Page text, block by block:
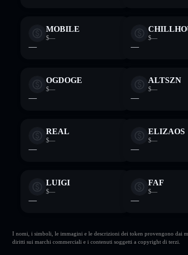
MOBILE
$—
—
$—
—
OGDOGE
$—
—
ALTSZN
$—
—
REAL
$—
—
ELIZAOS
$—
—
LUIGI
$—
—
FAF
$—
—
I nomi, i simboli, le immagini e le descrizioni dei token provengono dai
diritti sui marchi commerciali e i contenuti soggetti a copyright di terzi.